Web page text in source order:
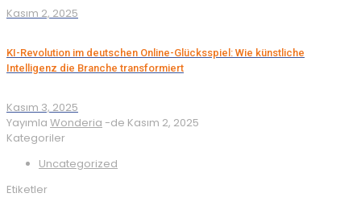
Kasım 2, 2025
KI-Revolution im deutschen Online-Glücksspiel: Wie künstliche
Intelligenz die Branche transformiert
Kasım 3, 2025
Yayımla Wonderia -de Kasım 2, 2025
Kategoriler
Uncategorized
Etiketler